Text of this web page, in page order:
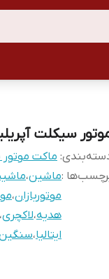
سیکلت
: ماکت
:ماشین،
موتوربازان،
هدیه،لاکچری،
ایتالیا،